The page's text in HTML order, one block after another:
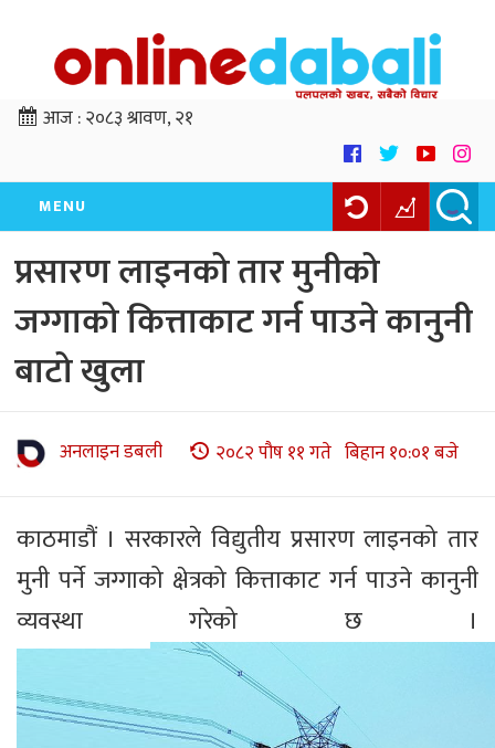
आज :२०८३ श्रावण, २१
MENU
प्रसारण लाइनको तार मुनीको
जग्गाको कित्ताकाट गर्न पाउने कानुनी
बाटो खुला
अनलाइन डबली २०८२ पौष ११ गते बिहान १०:०१ बजे
काठमाडौं । सरकारले विद्युतीय प्रसारण लाइनको तार
मुनी पर्ने जग्गाको क्षेत्रको कित्ताकाट गर्न पाउने कानुनी
व्यवस्था गरेको छ ।